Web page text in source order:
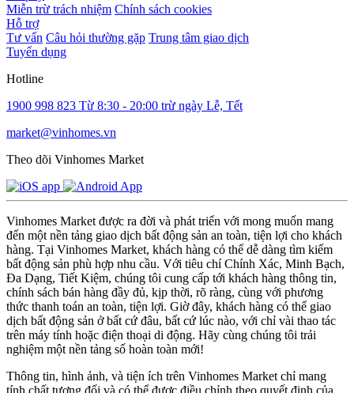
Miễn trừ trách nhiệm Chính sách cookies
Hỗ trợ
Tư vấn Câu hỏi thường gặp Trung tâm giao dịch
Tuyển dụng
Hotline
1900 998 823 Từ 8:30 - 20:00 trừ ngày Lễ, Tết
market@vinhomes.vn
Theo dõi Vinhomes Market
Vinhomes Market được ra đời và phát triển với mong muốn mang
đến một nền tảng giao dịch bất động sản an toàn, tiện lợi cho khách
hàng. Tại Vinhomes Market, khách hàng có thể dễ dàng tìm kiếm
bất động sản phù hợp nhu cầu. Với tiêu chí Chính Xác, Minh Bạch,
Đa Dạng, Tiết Kiệm, chúng tôi cung cấp tới khách hàng thông tin,
chính sách bán hàng đầy đủ, kịp thời, rõ ràng, cùng với phương
thức thanh toán an toàn, tiện lợi. Giờ đây, khách hàng có thể giao
dịch bất động sản ở bất cứ đâu, bất cứ lúc nào, với chỉ vài thao tác
trên máy tính hoặc điện thoại di động. Hãy cùng chúng tôi trải
nghiệm một nền tảng số hoàn toàn mới!
Thông tin, hình ảnh, và tiện ích trên Vinhomes Market chỉ mang
tính chất tương đối và có thể được điều chỉnh theo quyết định của